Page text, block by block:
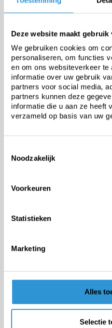
Deze website maakt gebruik
We gebruiken cookies om
personaliseren, om functies
en om ons websiteverkeer
informatie over uw gebruik
partners voor social media,
partners kunnen deze
informatie die u aan ze heeft
verzameld op basis van uw
Noodzakelijk
Voorkeuren
Statistieken
Marketing
Alles
Selectie
Schaduwfactor wit
Schaduwfactor groen
Afmetingen
Start chat
Omschrijving
Steigernet 90%
3,07m x 50m Wit
Het PE steigernet van 130 gr/m² is